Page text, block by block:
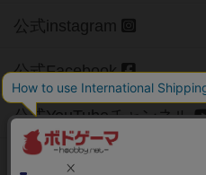
公式instagram
公式Facebook
公式YouTubeチャンネル